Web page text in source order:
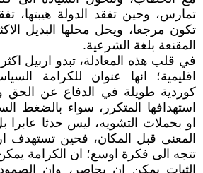
تمارس، وحين تفقد الدولة هيبتها،
تكون مرجعا، ويحل محلها البديل
المقنعة بلغة الشرعية.
في قلب هذه المعادلة، تبدو اربيل
اقليمية؛ انها عنوان للكرامة
كوردية طويلة في الدفاع عن الحق
استهدافها المتكرر، سواء بالضغط
او بحملات التشويه، ليس حدثا
المعنى قبل المكان، فحين تستهدف
تتجه الى فكرة اوسع؛ ان الكرامة
الثبات يمكن ان يحاصر، وان